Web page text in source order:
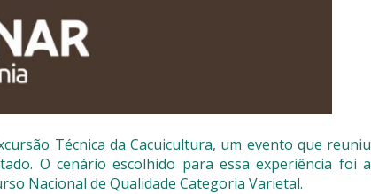
Técnica da Cacuicultura, um evento que reuniu
O cenário escolhido para essa experiência foi a
Nacional de Qualidade Categoria Varietal.